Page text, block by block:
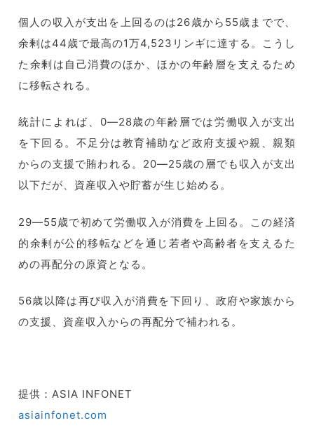
個人の収入が支出を上回るのは26歳から55歳までで、
余剰は44歳で最高の1万4,523リンギに達する。
こうし
た余剰は自己消費のほか、 ほかの年齢層を支えるため
に移転される。
統計によれば、0―28歳の年齢層では労働収入が支出
を下回る。 不足分は教育補助など政府支援や親、親類
からの支援で賄われる。 20―25歳の層でも収入が支出
以下だが、 資産収入や貯蓄が生じ始める。
29―55歳で初めて労働収入が消費を上回る。 この経済
的余剰が公的移転などを通じ若者や高齢者を支えるた
めの再配分の原資となる。
56歳以降は再び収入が消費を下回り、政府や家族から
の支援、 資産収入からの再配分で補われる。
提供：ASIA INFONET
asiainfonet.com